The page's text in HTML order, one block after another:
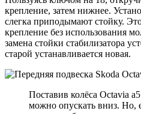
крепление, затем нижнее.
слегка приподымают стойку.
крепление без использования
замена стойки стабилизатора
старой устанавливается новая.
Поставив колёса Octavia
можно опускать вниз. Но,